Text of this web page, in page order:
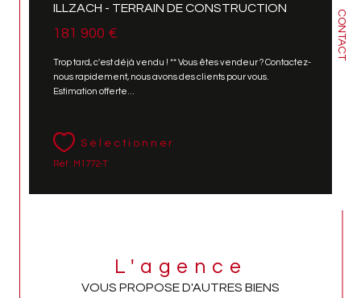
CONTACT
ILLZACH - TERRAIN DE CONSTRUCTION
181 900 €
Trop tard, c'est déjà vendu ! ** Vous êtes vendeur ? Contactez-
nous rapidement, nous avons des clients pour vous.
Estimation offerte...
Sélectionner
Réf : M1772-T
L'agence
VOUS PROPOSE D'AUTRES BIENS